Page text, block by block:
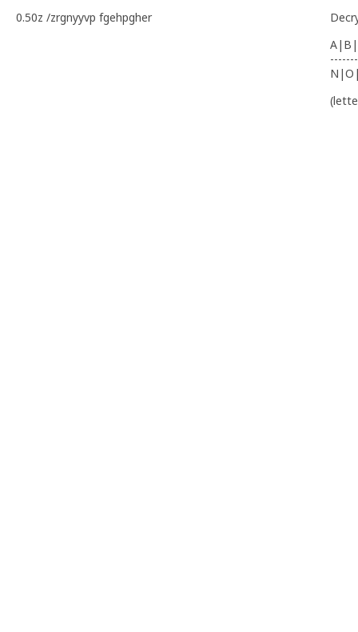
0.50z /zrgnyyvp fgehpgher